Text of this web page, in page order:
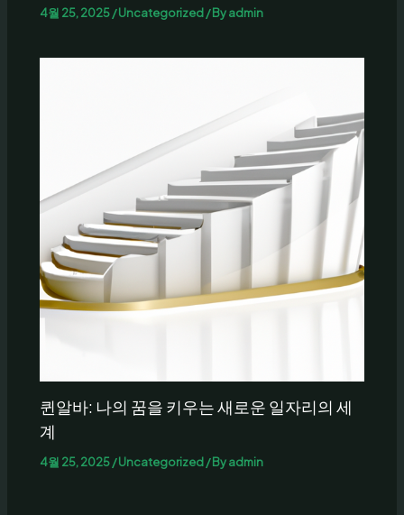
4월 25, 2025/Uncategorized/ Byadmin
퀸알바: 나의 꿈을 키우는 새로운 일자리의 세
계
4월 25, 2025/Uncategorized/ Byadmin